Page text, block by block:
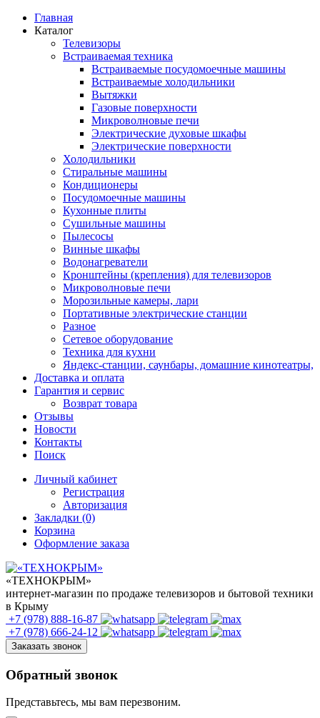
Главная
Каталог
Телевизоры
Встраиваемая техника
Встраиваемые посудомоечные машины
Встраиваемые холодильники
Вытяжки
Газовые поверхности
Микроволновые печи
Электрические духовые шкафы
Электрические поверхности
Холодильники
Стиральные машины
Кондиционеры
Посудомоечные машины
Кухонные плиты
Сушильные машины
Пылесосы
Винные шкафы
Водонагреватели
Кронштейны (крепления) для телевизоров
Микроволновые печи
Морозильные камеры, лари
Портативные электрические станции
Разное
Сетевое оборудование
Техника для кухни
Яндекс-станции, саунбары, домашние кинотеатры,
Доставка и оплата
Гарантия и сервис
Возврат товара
Отзывы
Новости
Контакты
Поиск
Личный кабинет
Регистрация
Авторизация
Закладки (0)
Корзина
Оформление заказа
«ТЕХНОКРЫМ»
интернет-магазин по продаже телевизоров и бытовой техники
в Крыму
+7 (978) 888-16-87
+7 (978) 666-24-12
Заказать звонок
Обратный звонок
Представьтесь, мы вам перезвоним.